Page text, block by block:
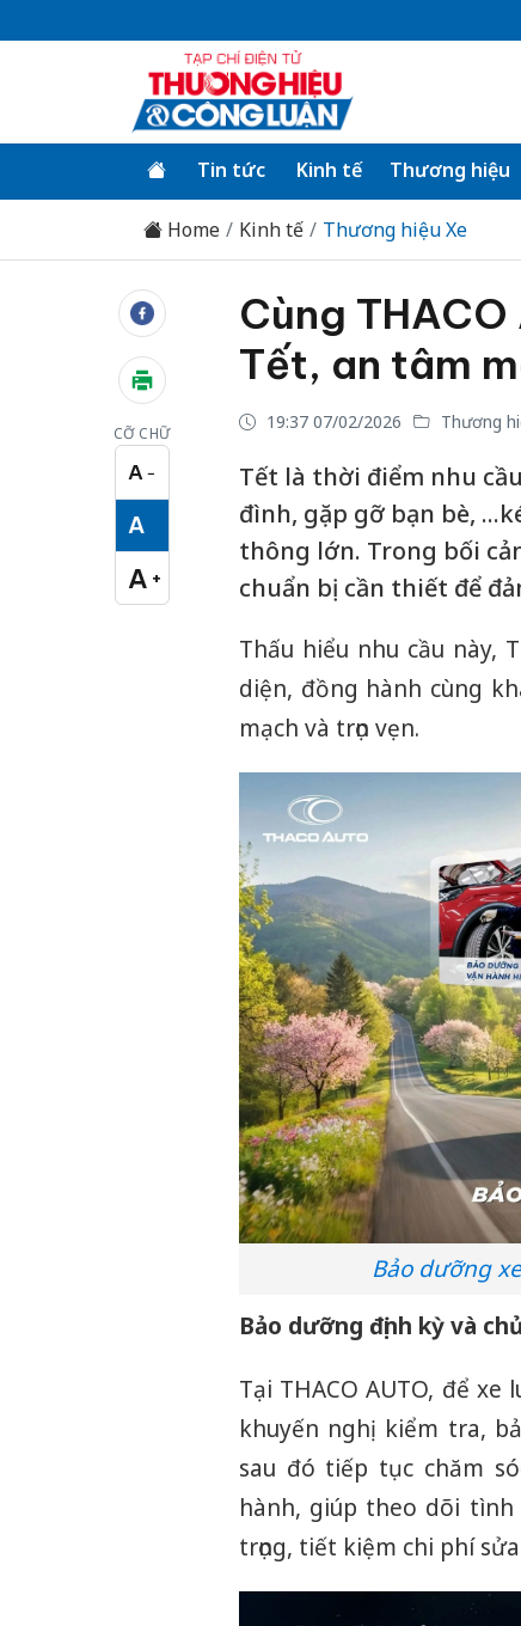
Tin tức Kinh tế Thương hiệu
Home Kinh tế Thương hiệu Xe
CỠ CHỮ
A −
Cỡ chữ nhỏ
A
Cỡ chữ vừa
A +
Cỡ chữ lớn
Cùng
Tết, an tâm
19:37 07/02/2026 Thương
Tết là thời điểm nhu
đình, gặp gỡ bạn bè,
thông lớn. Trong bối
chuẩn bị cần thiết để
Thấu hiểu nhu cầu này,
diện, đồng hành cùng
mạch và trọn vẹn.
Bảo dưỡng
Bảo dưỡng định kỳ và
Tại THACO AUTO, để
khuyến nghị kiểm tra,
sau đó tiếp tục chăm
hành, giúp theo dõi
trọng, tiết kiệm chi phí